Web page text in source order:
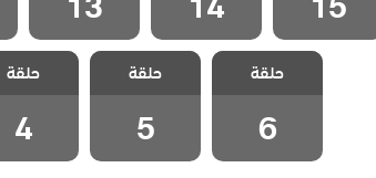
مسلسل عزيز
الحلقة 6
حلقة
6
مسلسل عزيز
الحلقة 5
حلقة
5
مسلسل
الحلقة 4
حلقة
4